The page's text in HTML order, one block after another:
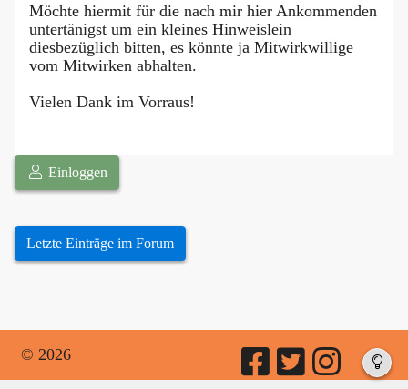
Möchte hiermit für die nach mir hier Ankommenden
untertänigst um ein kleines Hinweislein
diesbezüglich bitten, es könnte ja Mitwirkwillige
vom Mitwirken abhalten.
Vielen Dank im Vorraus!
Einloggen
Letzte Einträge im Forum
© 2026